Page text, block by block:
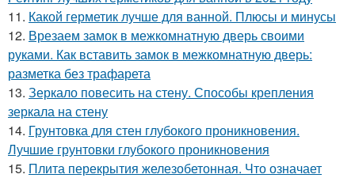
11. Какой герметик лучше для ванной. Плюсы и минусы
12. Врезаем замок в межкомнатную дверь своими
руками. Как вставить замок в межкомнатную дверь:
разметка без трафарета
13. Зеркало повесить на стену. Способы крепления
зеркала на стену
14. Грунтовка для стен глубокого проникновения.
Лучшие грунтовки глубокого проникновения
15. Плита перекрытия железобетонная. Что означает